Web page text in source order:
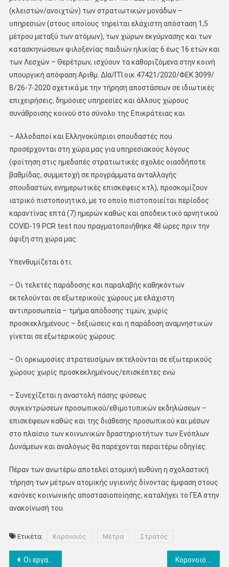
(κλειστών/ανοιχτών) των στρατιωτικών μονάδων –
υπηρεσιών (στους οποίους τηρείται ελάχιστη απόσταση 1,5
μέτρου μεταξύ των ατόμων), των χώρων εκγύμνασης και των
κατασκηνώσεων φιλοξενίας παιδιών ηλικίας 6 έως 16 ετών και
των Λεσχών – Θερέτρων, ισχύουν τα καθοριζόμενα στην κοινή
υπουργική απόφαση Αριθμ. ΔΙα/ΓΠ.οικ.47421/2020/ΦΕΚ 3099/
Β/26-7-2020 σχετικά με την τήρηση αποστάσεων σε ιδιωτικές
επιχειρήσεις, δημόσιες υπηρεσίες και άλλους χώρους
συνάθροισης κοινού στο σύνολο της Επικράτειας και
– Αλλοδαποί και Ελληνοκύπριοι σπουδαστές που
προσέρχονται στη χώρα μας για υπηρεσιακούς λόγους
(φοίτηση στις ημεδαπές στρατιωτικές σχολές οιασδήποτε
βαθμίδας, συμμετοχή σε προγράμματα ανταλλαγής
σπουδαστών, ενημερωτικές επισκέψεις κτλ), προσκομίζουν
ιατρικό πιστοποιητικό, με το οποίο πιστοποιείται περίοδος
καραντίνας επτά (7) ημερών καθώς και αποδεικτικό αρνητικού
COVID-19 PCR test που πραγματοποιήθηκε 48 ώρες πριν την
άφιξη στη χώρα μας.
Υπενθυμίζεται ότι:
– Οι τελετές παράδοσης και παραλαβής καθηκόντων
εκτελούνται σε εξωτερικούς χώρους με ελάχιστη
αντιπροσωπεία – τμήμα απόδοσης τιμών, χωρίς
προσκεκλημένους – δεξιώσεις και η παράδοση αναμνηστικών
γίνεται σε εξωτερικούς χώρους.
– Οι ορκωμοσίες στρατευσίμων εκτελούνται σε εξωτερικούς
χώρους χωρίς προσκεκλημένους/επισκέπτες ενώ
– Συνεχίζεται η αναστολή πάσης φύσεως
συγκεντρώσεων προσωπικού/εθιμοτυπικών εκδηλώσεων –
επισκέψεων καθώς και της διάθεσης προσωπικού και μέσων
στο πλαίσιο των κοινωνικών δραστηριοτήτων των Ενόπλων
Δυνάμεων και αναλόγως θα παρέχονται περαιτέρω οδηγίες.
Πέραν των ανωτέρω αποτελεί ατομική ευθύνη η σχολαστική
τήρηση των μέτρων ατομικής υγιεινής δίνοντας έμφαση στους
κανόνες κοινωνικής αποστασιοποίησης, καταλήγει το ΓΕΑ στην
ανακοίνωσή του.
Ετικέτα: Κορονοιός Μέτρα Στρατός
Πλοήγηση
Οι εργαζόμενοι και οι επιχειρήσεις τουρισμού στην Πιερία υψώνουν κραυγή αγωνίας για την επιβίωσή τους Ερώτηση των βουλευτών ΣΥΡΙΖΑ – Προοδευτική Συμμαχία Μπ. Σκούφα και Κ. Νοτοπούλου